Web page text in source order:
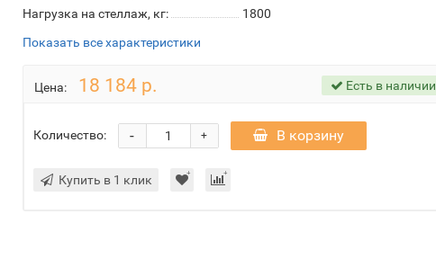
Нагрузка на стеллаж, кг:
1800
Показать все характеристики
Цена: 18 184 р. Есть в наличии
Количество: +
- В корзину
Купить в 1 клик